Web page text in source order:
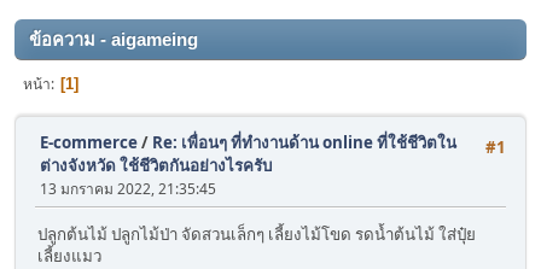
ข้อความ - aigameing
หน้า 1
#1
E-commerce/ Re: เพื่อนๆ ที่ทำงานด้าน online ที่ใช้ชีวิตใน
ต่างจังหวัด ใช้ชีวิตกันอย่างไรครับ
13 มกราคม 2022, 21:35:45
ปลูกต้นไม้ ปลูกไม้ป่า จัดสวนเล็กๆ เลี้ยงไม้โขด รดน้ำต้นไม้ ใส่ปุ๋ย
เลี้ยงแมว